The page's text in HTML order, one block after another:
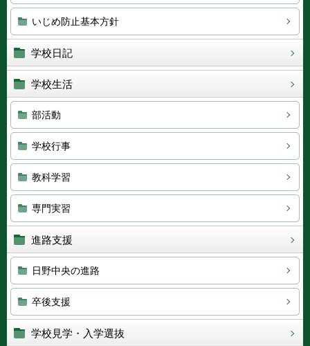
いじめ防止基本方針
学校日記
学校生活
部活動
学校行事
教科学習
専門実習
進路支援
日野中央の進路
卒後支援
学校見学・入学選抜